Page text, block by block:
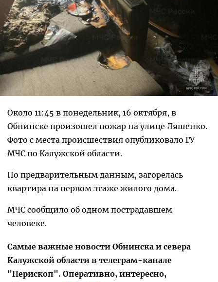
Около 11:45 в понедельник, 16 октября, в
Обнинске произошел пожар на улице Ляшенко.
Фото с места происшествия опубликовало ГУ
МЧС по Калужской области.
По предварительным данным, загорелась
квартира на первом этаже жилого дома.
МЧС сообщило об одном пострадавшем
человеке.
Самые важные новости Обнинска и севера
Калужской области в телеграм-канале
"Перископ". Оперативно, интересно,